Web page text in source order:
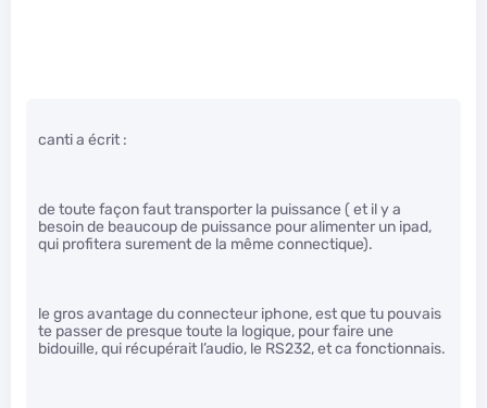
canti a écrit :
de toute façon faut transporter la puissance ( et il y a
besoin de beaucoup de puissance pour alimenter un ipad,
qui profitera surement de la même connectique).
le gros avantage du connecteur iphone, est que tu pouvais
te passer de presque toute la logique, pour faire une
bidouille, qui récupérait l’audio, le RS232, et ca fonctionnais.